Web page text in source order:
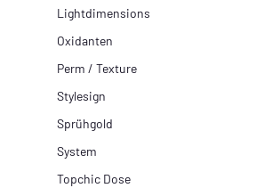
Lightdimensions
Oxidanten
Perm / Texture
Stylesign
Sprühgold
System
Topchic Dose